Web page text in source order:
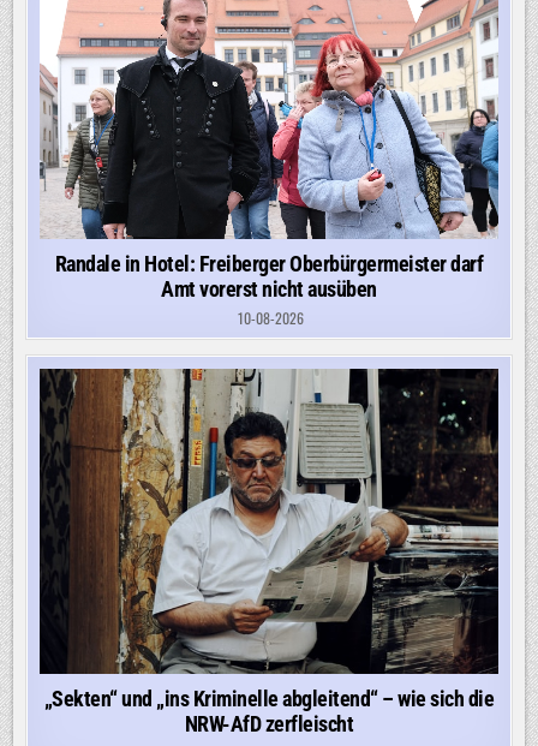
Randale in Hotel: Freiberger Oberbürgermeister darf
Amt vorerst nicht ausüben
10-08-2026
„Sekten“ und „ins Kriminelle abgleitend“ – wie sich die
NRW-AfD zerfleischt